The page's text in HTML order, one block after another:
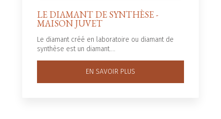
LE DIAMANT DE SYNTHÈSE -
MAISON JUVET
Le diamant créé en laboratoire ou diamant de
synthèse est un diamant....
EN SAVOIR PLUS